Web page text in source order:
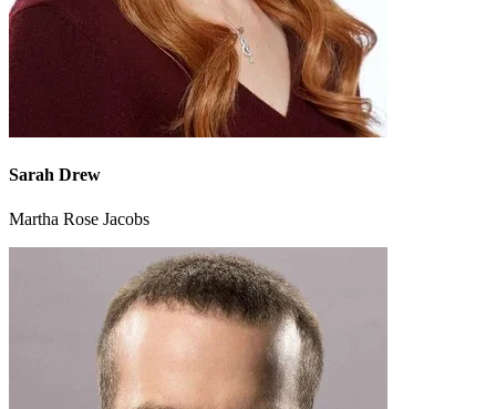
Sarah Drew
Martha Rose Jacobs